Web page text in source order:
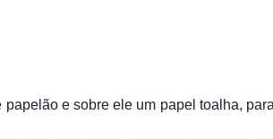
e sobre ele um papel toalha,